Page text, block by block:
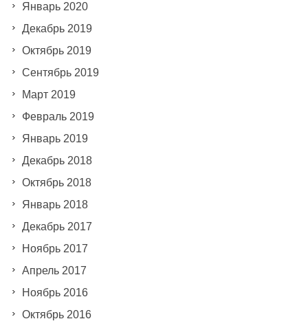
Январь 2020
Декабрь 2019
Октябрь 2019
Сентябрь 2019
Март 2019
Февраль 2019
Январь 2019
Декабрь 2018
Октябрь 2018
Январь 2018
Декабрь 2017
Ноябрь 2017
Апрель 2017
Ноябрь 2016
Октябрь 2016